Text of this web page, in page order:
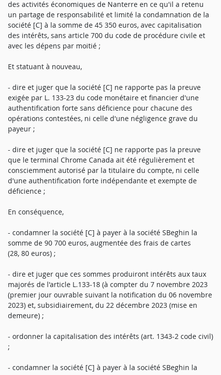
des activités économiques de Nanterre en ce qu'il a retenu
un partage de responsabilité et limité la condamnation de la
société [C] à la somme de 45 350 euros, avec capitalisation
des intérêts, sans article 700 du code de procédure civile et
avec les dépens par moitié ;
Et statuant à nouveau,
- dire et juger que la société [C] ne rapporte pas la preuve
exigée par L. 133-23 du code monétaire et financier d'une
authentification forte sans déficience pour chacune des
opérations contestées, ni celle d'une négligence grave du
payeur ;
- dire et juger que la société [C] ne rapporte pas la preuve
que le terminal Chrome Canada ait été régulièrement et
consciemment autorisé par la titulaire du compte, ni celle
d'une authentification forte indépendante et exempte de
déficience ;
En conséquence,
- condamner la société [C] à payer à la société SBeghin la
somme de 90 700 euros, augmentée des frais de cartes
(28, 80 euros) ;
- dire et juger que ces sommes produiront intérêts aux taux
majorés de l'article L.133-18 (à compter du 7 novembre 2023
(premier jour ouvrable suivant la notification du 06 novembre
2023) et, subsidiairement, du 22 décembre 2023 (mise en
demeure) ;
- ordonner la capitalisation des intérêts (art. 1343-2 code civil)
;
- condamner la société [C] à payer à la société SBeghin la